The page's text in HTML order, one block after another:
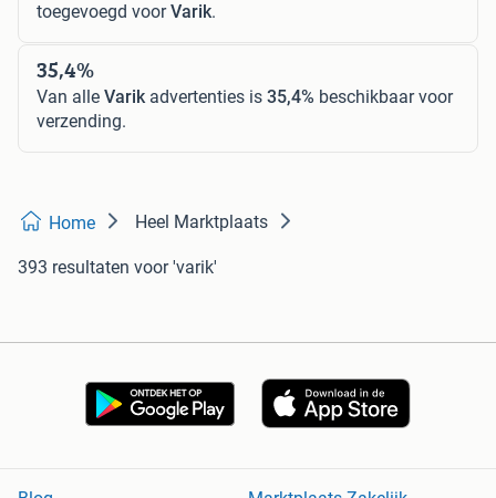
toegevoegd voorVarik.
35,4%
Van alle Varikadvertenties is 35,4% beschikbaar voor
verzending.
Home Heel Marktplaats
393 resultaten voor 'varik'